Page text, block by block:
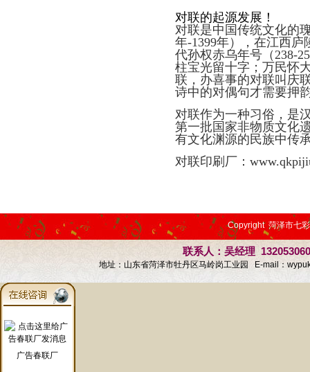
对联的起源发展！
对联是中国传统文化的
年-1399年），在江西
代孙权赤乌年号（238-
柱宝光留十字；万民怀
联，办喜事的对联叫庆
诗中的对偶句才需要押
对联作为一种习俗，是
第一批国家非物质文化
有文化渊源的民族中传
对联印刷厂：
Copyright 菏泽市七
联系人：吴经理
地址：山东省菏泽市牡丹区马岭岗工业园 E-mail：
广告春联厂